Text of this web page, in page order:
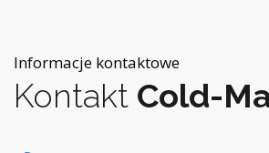
Informacje kontaktowe
Kontakt Cold-